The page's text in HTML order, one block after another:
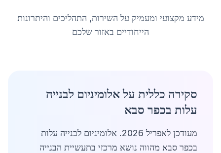
מידע מקצועי ומעמיק על השירות, התהליכים והיתרונות
הייחודיים באזור שלכם
סקירה כללית על אלומיניום לבנייה
עלות בכפר סבא
מעודכן לאפריל 2026. אלומיניום לבנייה עלות
בכפר סבא מהווה נושא מרכזי בתעשיית הבנייה